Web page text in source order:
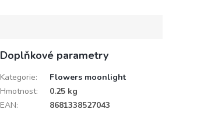
Doplňkové parametry
Kategorie:
Flowers moonlight
Hmotnost:
0.25 kg
EAN: 8681338527043